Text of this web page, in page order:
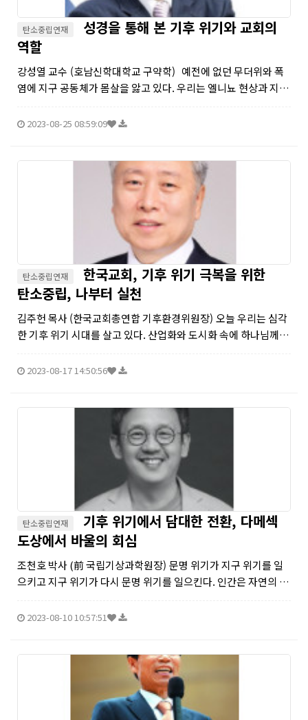
탄소중립연재
성경을 통해 본 기후 위기와 교회의
역할
강성열 교수 (호남신학대학교 구약학) 예전에 없던 무더위와 폭
염에 지구 공동체가 몸살을 앓고 있다. 우리는 엘니뇨 현상과 지구
로 느끼고 있다. 그런데 흥미롭게도 그러한 기후재앙이 출...
2023-08-25 08:59:09
탄소중립연재
한국교회, 기후 위기 극복을 위한
탄소중립, 나부터 실천
김주헌 목사 (한국교회총연합 기후환경위원장) 오늘 우리는 심각
한 기후 위기 시대를 살고 있다. 산업화와 도시화 속에 하나님께서
홀하였고, 전 세계인과 함께 지구의 평균온도를 상승하도록 하였
2023-08-17 14:50:56
탄소중립연재
기후 위기에서 담대한 전환, 다메섹
도상에서 바울의 회심
조천호 박사 (前 국립기상과학원장) 문명 위기가 지구 위기를 일
으키고 지구 위기가 다시 문명 위기를 일으킨다. 인간은 자연의 일
간이 만드는 세상이 커질수록 그만큼 더 많은 양의 자연 자원과 에
2023-08-10 10:57:51